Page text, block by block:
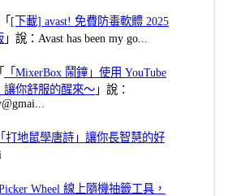
[下載] avast! 免費防毒軟體 2025
」說：Avast has been my go...
「MixerBox 鬧鐘」使用 YouTube
讓你舒服的醒來～ 」說：
「打地鼠學唐詩」讓你長智慧的好
Wheel 線上隨機抽籤工具，